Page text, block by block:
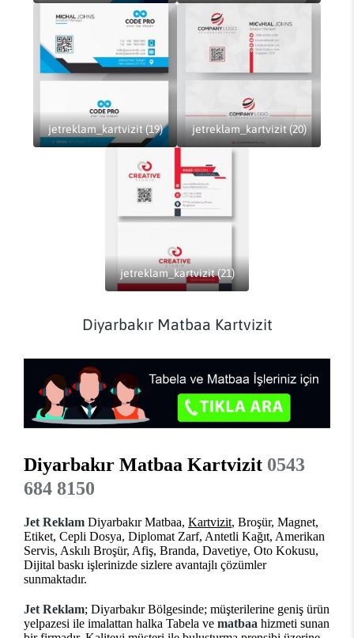
jetreklam_kartvizit (19) jetreklam_kartvizit (20)
jetreklam_kartvizit (21)
Diyarbakır Matbaa Kartvizit
Diyarbakır Matbaa Kartvizit 0543
684 8150
Jet Reklam Diyarbakır Matbaa, Kartvizit, Broşür, Magnet,
Etiket, Cepli Dosya, Diplomat Zarf, Antetli Kağıt, Amerikan
Servis, Askılı Broşür, Afiş, Branda, Davetiye, Oto Kokusu,
Dijital baskı işlerinizde sizlere avantajlı çözümler
sunmaktadır.
Jet Reklam; Diyarbakır Bölgesinde; müşterilerine geniş ürün
yelpazesi ile imalattan halka Tabela ve matbaa hizmeti sunan